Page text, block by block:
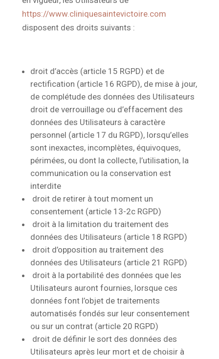
https://www.cliniquesaintevictoire.com
disposent des droits suivants :
droit d’accès (article 15 RGPD) et de
rectification (article 16 RGPD), de mise à jour,
de complétude des données des Utilisateurs
droit de verrouillage ou d’effacement des
données des Utilisateurs à caractère
personnel (article 17 du RGPD), lorsqu’elles
sont inexactes, incomplètes, équivoques,
périmées, ou dont la collecte, l’utilisation, la
communication ou la conservation est
interdite
droit de retirer à tout moment un
consentement (article 13-2c RGPD)
droit à la limitation du traitement des
données des Utilisateurs (article 18 RGPD)
droit d’opposition au traitement des
données des Utilisateurs (article 21 RGPD)
droit à la portabilité des données que les
Utilisateurs auront fournies, lorsque ces
données font l’objet de traitements
automatisés fondés sur leur consentement
ou sur un contrat (article 20 RGPD)
droit de définir le sort des données des
Utilisateurs après leur mort et de choisir à